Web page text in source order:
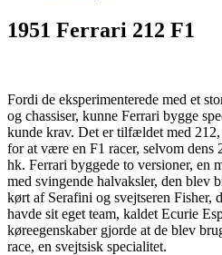
1951 Ferrari 212 F1
Fordi de eksperimenterede med et
og chassiser, kunne Ferrari bygge
kunde krav. Det er tilfældet med
for at være en F1 racer, selvom dens
hk. Ferrari byggede to versioner, en
med svingende halvaksler, den blev
kørt af Serafini og svejtseren Fisher,
havde sit eget team, kaldet Ecurie
køreegenskaber gjorde at de blev
race, en svejtsisk specialitet.